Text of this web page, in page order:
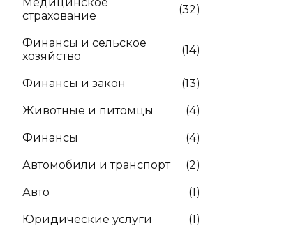
страхование
(32)
Финансы и сельское
хозяйство
(14)
Финансы и закон (13)
Животные и питомцы (4)
Финансы (4)
Автомобили и транспорт (2)
Авто (1)
Юридические услуги (1)